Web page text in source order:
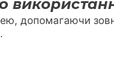
допомагаючи